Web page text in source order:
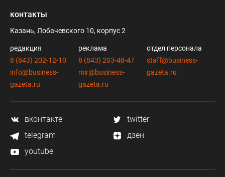
контакты
Казань, Лобачевского 10, корпус 2
редакция
8 (843) 202-12-10
info@business-
gazeta.ru
реклама
8 (843) 203-48-47
mir@business-
gazeta.ru
отдел персонала
staff@business-
gazeta.ru
вконтакте
twitter
telegram
дзен
youtube